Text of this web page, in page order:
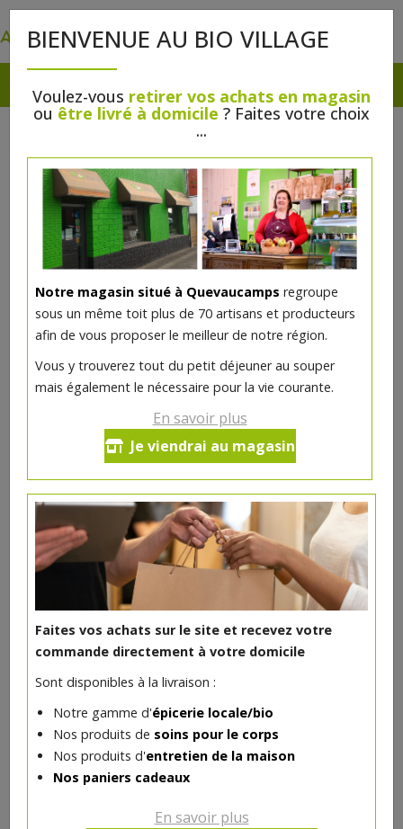
BIENVENUE AU BIO VILLAGE
Voulez-vous retirer vos achats en magasin
ou être livré à domicile ? Faites votre choix
...
Notre magasin situé à Quevaucamps regroupe
sous un même toit plus de 70 artisans et producteurs
afin de vous proposer le meilleur de notre région.
Vous y trouverez tout du petit déjeuner au souper
mais également le nécessaire pour la vie courante.
En savoir plus
Je viendrai au magasin
Faites vos achats sur le site et recevez votre
commande directement à votre domicile
Sont disponibles à la livraison :
Notre gamme d'épicerie locale/bio
Nos produits de soins pour le corps
Nos produits d'entretien de la maison
Nos paniers cadeaux
En savoir plus
Frites bio surgelées 600g Natural
- 1 pc
3.9
Réception souhaitée le
DANS LA MÊME CATÉGORIE ...